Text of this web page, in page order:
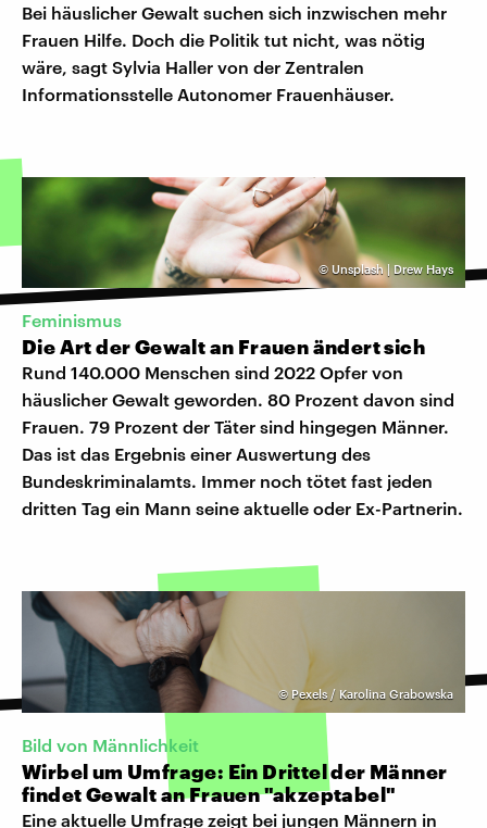
Bei häuslicher Gewalt suchen sich inzwischen mehr
Frauen Hilfe. Doch die Politik tut nicht, was nötig
wäre, sagt Sylvia Haller von der Zentralen
Informationsstelle Autonomer Frauenhäuser.
© Unsplash | Drew Hays
Feminismus
Die Art der Gewalt an Frauen ändert sich
Rund 140.000 Menschen sind 2022 Opfer von
häuslicher Gewalt geworden. 80 Prozent davon sind
Frauen. 79 Prozent der Täter sind hingegen Männer.
Das ist das Ergebnis einer Auswertung des
Bundeskriminalamts. Immer noch tötet fast jeden
dritten Tag ein Mann seine aktuelle oder Ex-Partnerin.
© Pexels / Karolina Grabowska
Bild von Männlichkeit
Wirbel um Umfrage: Ein Drittel der Männer
findet Gewalt an Frauen "akzeptabel"
Eine aktuelle Umfrage zeigt bei jungen Männern in